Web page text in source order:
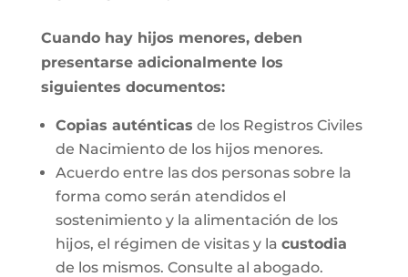
Cuando hay hijos menores, deben
presentarse adicionalmente los
siguientes documentos:
Copias auténticas de los Registros Civiles
de Nacimiento de los hijos menores.
Acuerdo entre las dos personas sobre la
forma como serán atendidos el
sostenimiento y la alimentación de los
hijos, el régimen de visitas y la custodia
de los mismos. Consulte al abogado.